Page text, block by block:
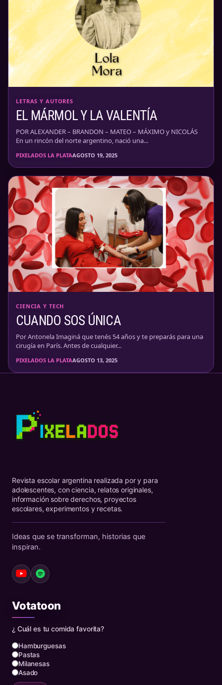
LETRAS Y AUTORES
EL MÁRMOL Y LA VALENTÍA
POR ALEXANDER – BRANDON – MATEO – MÁXIMO y NICOLÁS
En un rincón del norte argentino, nació una...
PIXELADOS LA PLATAAGOSTO 19, 2025
CIENCIA Y TECH
CUANDO SOS ÚNICA
Por Antonela Imaginá que tenés 54 años y te preparás para una
cirugía en París. Antes de cualquier...
PIXELADOS LA PLATAAGOSTO 13, 2025
Revista escolar argentina realizada por y para
adolescentes, con ciencia, relatos originales,
información sobre derechos, proyectos
escolares, experimentos y recetas.
Ideas que se transforman, historias que
inspiran.
Votatoon
¿ Cuál es tu comida favorita?
Hamburguesas
Pastas
Milanesas
Asado